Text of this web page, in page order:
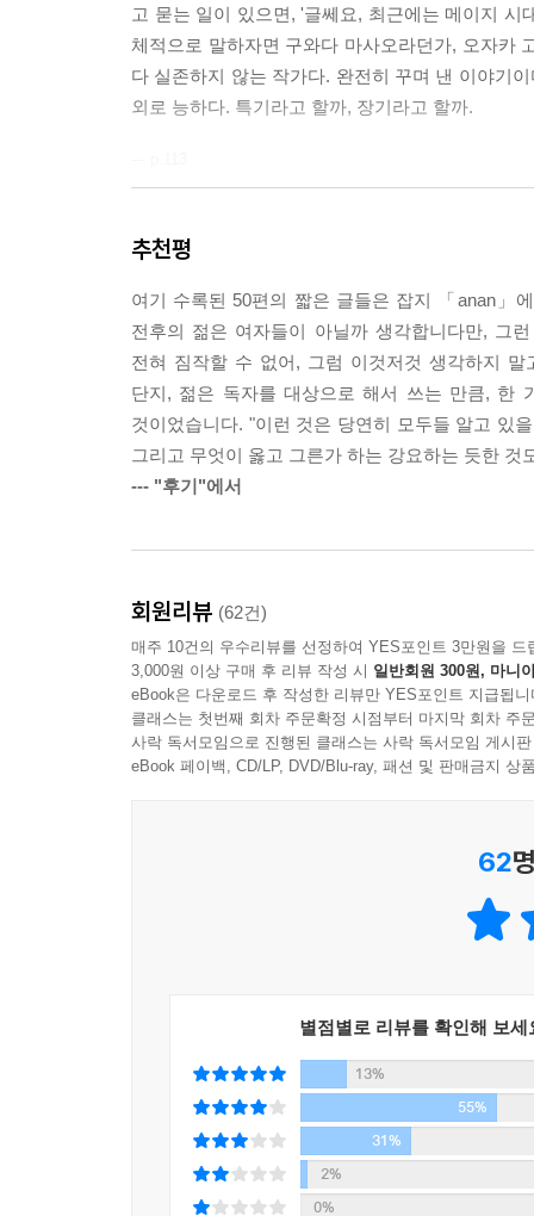
고 묻는 일이 있으면, '글쎄요, 최근에는 메이지
체적으로 말하자면 구와다 마사오라던가, 오자카
다 실존하지 않는 작가다. 완전히 꾸며 낸 이야기
외로 능하다. 특기라고 할까, 장기라고 할까.
리아와 이웃한 나라들에서 먹는 파스타가 하나같
건대, 그런 '새삼 절감하는' 하나하나가 우리 인생
--- p.41
음악이란 좋은 것이다. 음악에는 항상 이치와 윤
세상에 음악이라는 것이 없었더라면, 우리의 인
는 이십대 후반, 여자는 이십대 중반쯤, 둘 다 인물
고, 음식을 주문하고, 그것이 나오기를 기다리다
이가 되기 직전이구나'하는 것을 알았다. 내용적
잡을 수 있었다. 나도 일단은 명색이 소설가이니,
넘어가 줄까'하고 생각하고 있다.
'그렇지만 말이야, 그건 염력이야.' 하고 나는 변명
물론 아내는 그따위 말은 상대도 해 주지 않았다.
아침에 일어나 주방에서 사과를 하나 들고 서재
이다. 그 동안 빨갛고 신맛 나는 사과를 한 입 가
을 계속해왔다. 절대 윈도즈를 미워하는 것은 아
추천평
여기 수록된 50편의 짧은 글들은 잡지 「anan」
전후의 젊은 여자들이 아닐까 생각합니다만, 그
전혀 짐작할 수 없어, 그럼 이것저것 생각하지
단지, 젊은 독자를 대상으로 해서 쓰는 만큼, 한
것이었습니다. "이런 것은 당연히 모두들 알고 있
그리고 무엇이 옳고 그른가 하는 강요하는 듯한 것
--- "후기"에서
회원리뷰 (62건)
매주 10건의 우수리뷰를 선정하여 YES포인트 3만원을 드
3,000원 이상 구매 후 리뷰 작성 시 일반회원 300원, 마니
eBook은 다운로드 후 작성한 리뷰만 YES포인트 지급됩니
클래스는 첫번째 회차 주문확정 시점부터 마지막 회차 주
사락 독서모임으로 진행된 클래스는 사락 독서모임 게시
eBook 페이백, CD/LP, DVD/Blu-ray, 패션 및 판매금지 상
62
별점별로 리뷰를 확인해 보세
13%
55%
31%
2%
0%